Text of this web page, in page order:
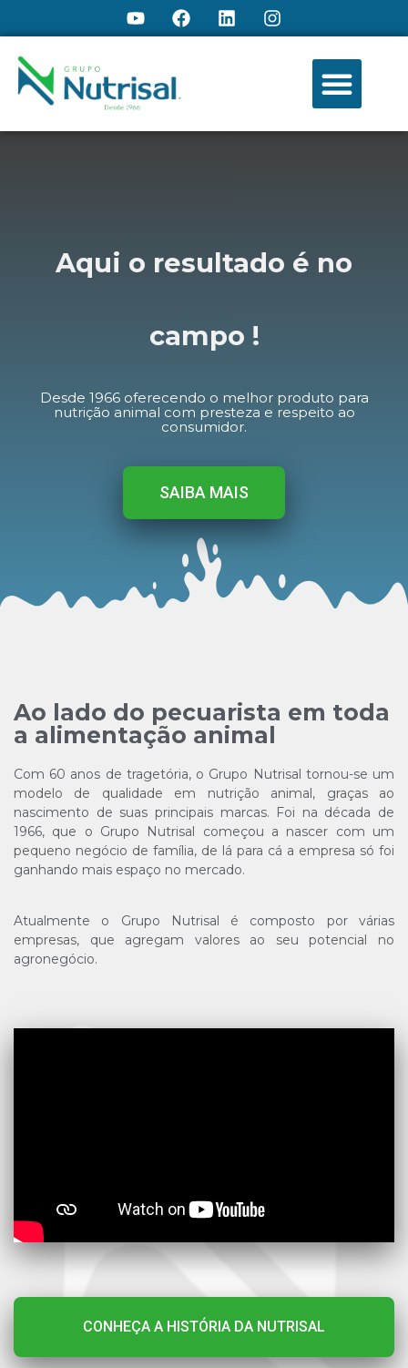
Aqui o resultado é no
campo !
Desde 1966 oferecendo o melhor produto para
nutrição animal com presteza e respeito ao
consumidor.
SAIBA MAIS
Ao lado do pecuarista em toda
a alimentação animal
Com 60 anos de tragetória, o Grupo Nutrisal tornou-se um
modelo de qualidade em nutrição animal, graças ao
nascimento de suas principais marcas. Foi na década de
1966, que o Grupo Nutrisal começou a nascer com um
pequeno negócio de família, de lá para cá a empresa só foi
ganhando mais espaço no mercado.
Atualmente o Grupo Nutrisal é composto por várias
empresas, que agregam valores ao seu potencial no
agronegócio.
CONHEÇA A HISTÓRIA DA NUTRISAL